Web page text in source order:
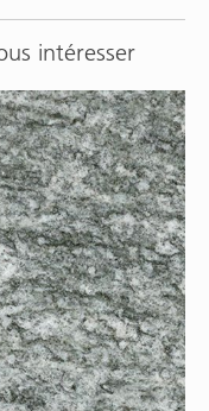
intéresser